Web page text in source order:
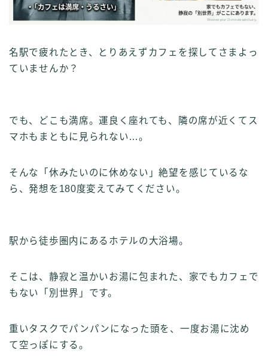
名駅で疲れたとき、とりあえずカフェを探してさまよっ
ていませんか？
でも、どこも満席。運良く座れても、隣の席が近くてス
マホもまともに見られない…。
そんな「休みたいのに休めない」絶望を感じているな
ら、発想を180度変えてみてください。
駅から徒歩圏内にあるホテルの大浴場。
そこは、静寂と温かいお湯に包まれた、家でもカフェで
もない「別世界」です。
重いタスクでパンパンになった頭を、一度お湯に沈め
て空っぽにする。